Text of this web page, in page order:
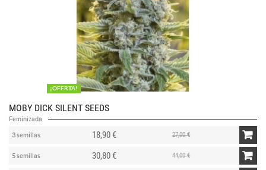
¡OFERTA!
MOBY DICK SILENT SEEDS
Feminizada
3 semillas 18,90 € 27,00 €
5 semillas 30,80 € 44,00 €